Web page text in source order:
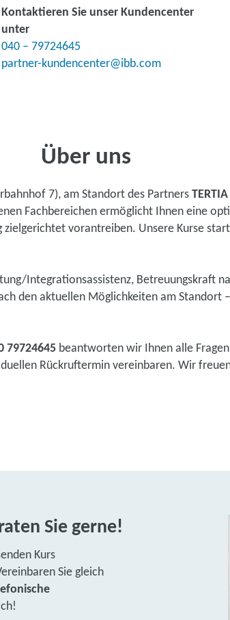
Kontaktieren Sie unser Kundencenter
unter
040 – 79724645
partner-kundencenter@ibb.com
Über uns
7), am Standort des Partners
Fachbereichen ermöglicht Ihnen eine
vorantreiben. Unsere Kurse
Integrationsassistenz, Betreuungskraft
den aktuellen Möglichkeiten am Standort
79724645 beantworten wir Ihnen alle
Rückruftermin vereinbaren. Wir
Sie gerne!
Kurs
Sie gleich